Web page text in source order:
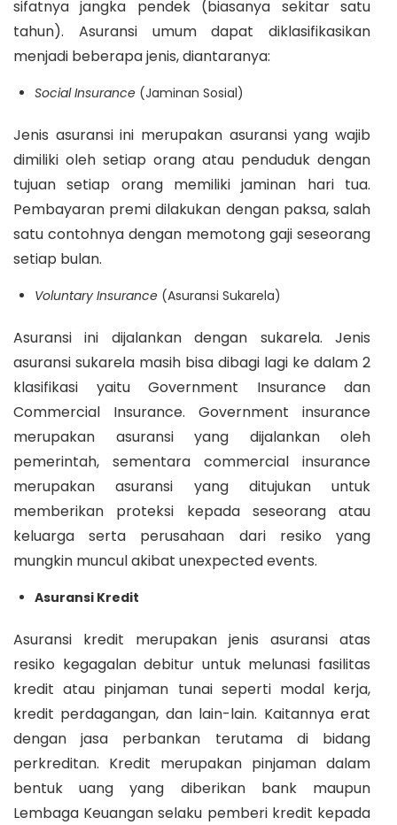
sifatnya jangka pendek (biasanya sekitar satu
tahun). Asuransi umum dapat diklasifikasikan
menjadi beberapa jenis, diantaranya:
Social Insurance (Jaminan Sosial)
Jenis asuransi ini merupakan asuransi yang wajib
dimiliki oleh setiap orang atau penduduk dengan
tujuan setiap orang memiliki jaminan hari tua.
Pembayaran premi dilakukan dengan paksa, salah
satu contohnya dengan memotong gaji seseorang
setiap bulan.
Voluntary Insurance (Asuransi Sukarela)
Asuransi ini dijalankan dengan sukarela. Jenis
asuransi sukarela masih bisa dibagi lagi ke dalam 2
klasifikasi yaitu Government Insurance dan
Commercial Insurance. Government insurance
merupakan asuransi yang dijalankan oleh
pemerintah, sementara commercial insurance
merupakan asuransi yang ditujukan untuk
memberikan proteksi kepada seseorang atau
keluarga serta perusahaan dari resiko yang
mungkin muncul akibat unexpected events.
Asuransi Kredit
Asuransi kredit merupakan jenis asuransi atas
resiko kegagalan debitur untuk melunasi fasilitas
kredit atau pinjaman tunai seperti modal kerja,
kredit perdagangan, dan lain-lain. Kaitannya erat
dengan jasa perbankan terutama di bidang
perkreditan. Kredit merupakan pinjaman dalam
bentuk uang yang diberikan bank maupun
Lembaga Keuangan selaku pemberi kredit kepada